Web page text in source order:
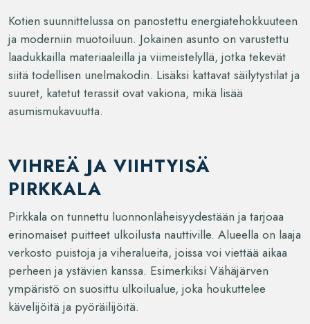
Kotien suunnittelussa on panostettu energiatehokkuuteen
ja moderniin muotoiluun. Jokainen asunto on varustettu
laadukkailla materiaaleilla ja viimeistelyllä, jotka tekevät
siitä todellisen unelmakodin. Lisäksi kattavat säilytystilat ja
suuret, katetut terassit ovat vakiona, mikä lisää
asumismukavuutta.
VIHREÄ JA VIIHTYISÄ
PIRKKALA
Pirkkala on tunnettu luonnonläheisyydestään ja tarjoaa
erinomaiset puitteet ulkoilusta nauttiville. Alueella on laaja
verkosto puistoja ja viheralueita, joissa voi viettää aikaa
perheen ja ystävien kanssa. Esimerkiksi Vähäjärven
ympäristö on suosittu ulkoilualue, joka houkuttelee
kävelijöitä ja pyöräilijöitä.